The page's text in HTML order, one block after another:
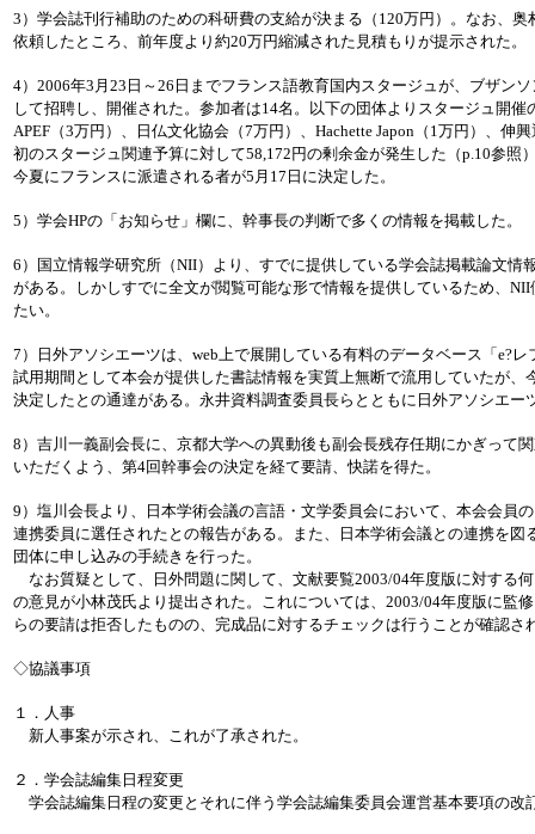
3）学会誌刊行補助のための科研費の支給が決まる（120万円）。なお、
依頼したところ、前年度より約20万円縮減された見積もりが提示された。
4）2006年3月23日～26日までフランス語教育国内スタージュが、ブザン
して招聘し、開催された。参加者は14名。以下の団体よりスタージュ開
APEF（3万円）、日仏文化協会（7万円）、Hachette Japon（1万円）、伸
初のスタージュ関連予算に対して58,172円の剰余金が発生した（p.10参照
今夏にフランスに派遣される者が5月17日に決定した。
5）学会HPの「お知らせ」欄に、幹事長の判断で多くの情報を掲載した。
6）国立情報学研究所（NII）より、すでに提供している学会誌掲載論文情
がある。しかしすでに全文が閲覧可能な形で情報を提供しているため、
たい。
7）日外アソシエーツは、web上で展開している有料のデータベース「e?
試用期間として本会が提供した書誌情報を実質上無断で流用していたが、
決定したとの通達がある。永井資料調査委員長らとともに日外アソシエー
8）吉川一義副会長に、京都大学への異動後も副会長残存任期にかぎって
いただくよう、第4回幹事会の決定を経て要請、快諾を得た。
9）塩川会長より、日本学術会議の言語・文学委員会において、本会会員
連携委員に選任されたとの報告がある。また、日本学術会議との連携を図
団体に申し込みの手続きを行った。
なお質疑として、日外問題に関して、文献要覧2003/04年度版に対する
の意見が小林茂氏より提出された。これについては、2003/04年度版に監
らの要請は拒否したものの、完成品に対するチェックは行うことが確認さ
◇協議事項
１．人事
新人事案が示され、これが了承された。
２．学会誌編集日程変更
学会誌編集日程の変更とそれに伴う学会誌編集委員会運営基本要項の改